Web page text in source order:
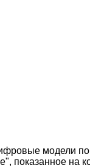
модели
показанное на